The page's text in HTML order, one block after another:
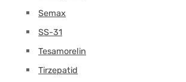
Semax
SS-31
Tesamorelin
Tirzepatid